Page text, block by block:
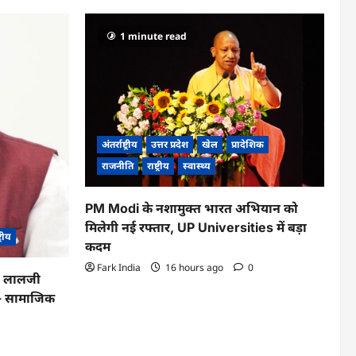
लालजी
सामाजिक
1 minute read
अंतर्राष्ट्रीय उत्तर प्रदेश खेल
प्रादेशिक
राजनीति
राष्ट्रीय स्वास्थ्य
PM Modi के नशामुक्त भारत अभियान को
मिलेगी नई रफ्तार, UP Universities में बड़ा
कदम
Fark India 16 hours ago 0